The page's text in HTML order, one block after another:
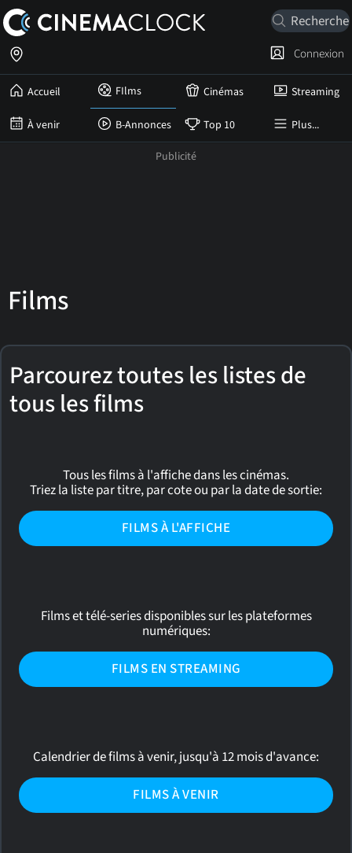
Accueil FIlms Cinémas Streaming
À venir B-Annonces Top 10 Plus...
Connexion
Films
Parcourez toutes les listes de
tous les films
Tous les films à l'affiche dans les cinémas.
Triez la liste par titre, par cote ou par la date de sortie:
FILMS À L'AFFICHE
Films et télé-series disponibles sur les plateformes
numériques:
FILMS EN STREAMING
Calendrier de films à venir, jusqu'à 12 mois d'avance:
FILMS À VENIR